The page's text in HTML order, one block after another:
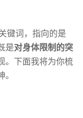
键词，指向的是
是对身体限制的突
。下面我将为你梳